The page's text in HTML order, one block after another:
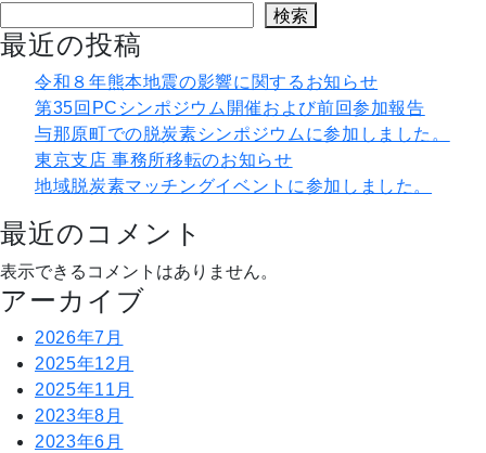
検索
最近の投稿
令和８年熊本地震の影響に関するお知らせ
第35回PCシンポジウム開催および前回参加報告
与那原町での脱炭素シンポジウムに参加しました。
東京支店 事務所移転のお知らせ
地域脱炭素マッチングイベントに参加しました。
最近のコメント
表示できるコメントはありません。
アーカイブ
2026年7月
2025年12月
2025年11月
2023年8月
2023年6月